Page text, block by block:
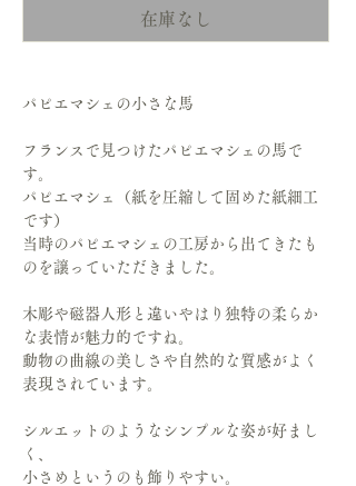
在庫なし
パピエマシェの小さな馬
フランスで見つけたパピエマシェの馬で
す。
パピエマシェ（紙を圧縮して固めた紙細工
です）
当時のパピエマシェの工房から出てきたも
のを譲っていただきました。
木彫や磁器人形と違いやはり独特の柔らか
な表情が魅力的ですね。
動物の曲線の美しさや自然的な質感がよく
表現されています。
シルエットのようなシンプルな姿が好まし
く、
小さめというのも飾りやすい。